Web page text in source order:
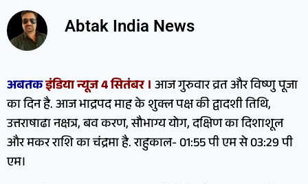
Abtak India News
अबतकइंडिया न्यूज 4 सितंबर । आज गुरुवार व्रत और विष्णु पूजा
का दिन है. आज भाद्रपद माह के शुक्ल पक्ष की द्वादशी तिथि,
उत्तराषाढा नक्षत्र, बव करण, सौभाग्य योग, दक्षिण का दिशाशूल
और मकर राशि का चंद्रमा है. राहुकाल- 01:55 पी एम से 03:29 पी
एम।